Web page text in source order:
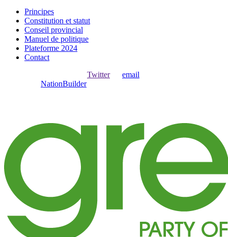
Principes
Constitution et statut
Conseil provincial
Manuel de politique
Plateforme 2024
Contact
Twitterou email
NationBuilder